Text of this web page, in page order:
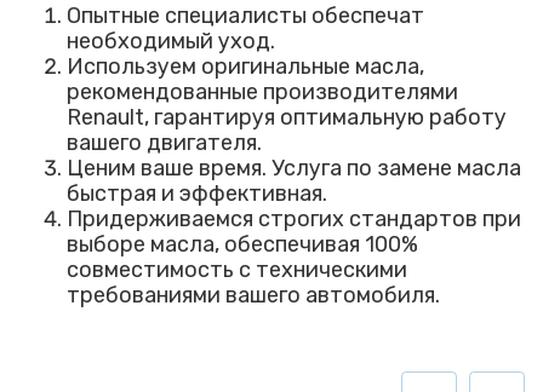
Опытные специалисты обеспечат
необходимый уход.
Используем оригинальные масла,
рекомендованные производителями
Renault, гарантируя оптимальную работу
вашего двигателя.
Ценим ваше время. Услуга по замене масла
быстрая и эффективная.
Придерживаемся строгих стандартов при
выборе масла, обеспечивая 100%
совместимость с техническими
требованиями вашего автомобиля.